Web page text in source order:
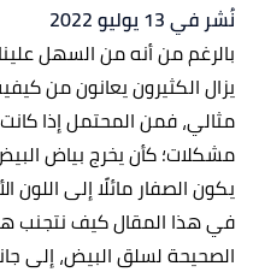
نُشر في 13 يوليو 2022
بالرغم من أنه من السهل
يزال الكثيرون يعانون من
مثالي، فمن المحتمل إذا
مشكلات؛ كأن يخرج بياض
يكون الصفار مائلًا إلى
في هذا المقال كيف نتجنب
الصحيحة لسلق البيض، إلى